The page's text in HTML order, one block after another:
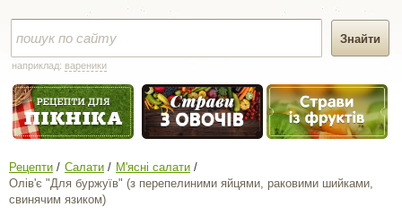
наприклад: вареники
Рецепти Салати
М'ясні салати
Олів'є "Для буржуїв" (з перепелиними яйцями, раковими шийками,
свинячим язиком)